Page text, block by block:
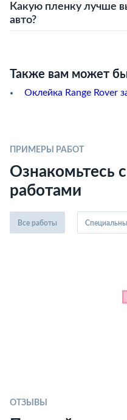
Какую пленку лучше
авто?
Также вам может
Оклейка Range Rover
ПРИМЕРЫ РАБОТ
Ознакомьтесь
работами
Все работы
ОТЗЫВЫ